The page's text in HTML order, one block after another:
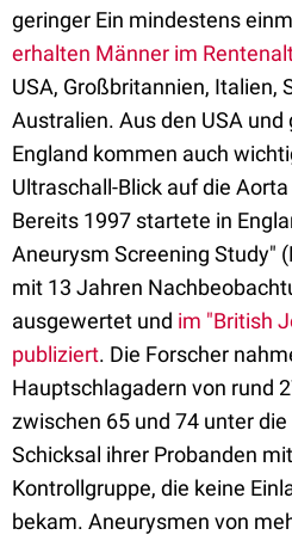
geringer Ein mindestens
erhalten Männer im
USA, Großbritannien, Italien,
Australien. Aus den USA
England kommen auch
Ultraschall-Blick auf die
Bereits 1997 startete in
Aneurysm Screening Study"
mit 13 Jahren
ausgewertet und im "British
publiziert. Die Forscher
Hauptschlagadern von rund
zwischen 65 und 74 unter
Schicksal ihrer Probanden
Kontrollgruppe, die keine
bekam. Aneurysmen von